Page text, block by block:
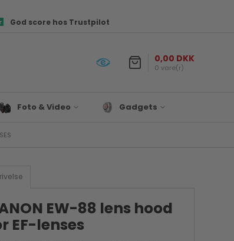
God score hos Trustpilot
0,00 DKK
0 vare(r)
Foto & Video
Fototasker
Hukommelseskort
Kamera tilbehør
Gadgets
Til Hjemmet
EW-88 lens hood
EF-lenses